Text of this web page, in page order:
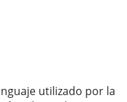
utilizado por la